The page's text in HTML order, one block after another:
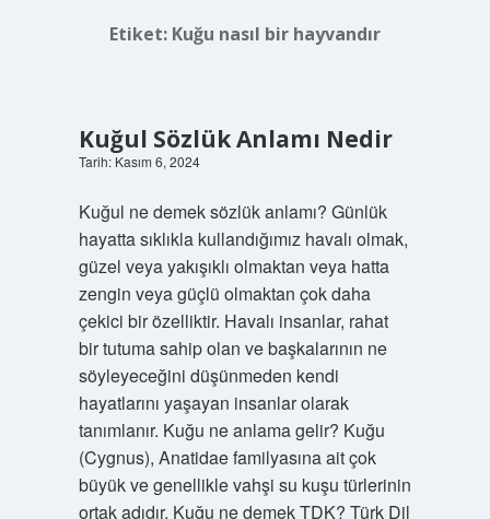
Etiket: Kuğu nasıl bir hayvandır
Kuğul Sözlük Anlamı Nedir
Tarih: Kasım 6, 2024
Kuğul ne demek sözlük anlamı? Günlük
hayatta sıklıkla kullandığımız havalı olmak,
güzel veya yakışıklı olmaktan veya hatta
zengin veya güçlü olmaktan çok daha
çekici bir özelliktir. Havalı insanlar, rahat
bir tutuma sahip olan ve başkalarının ne
söyleyeceğini düşünmeden kendi
hayatlarını yaşayan insanlar olarak
tanımlanır. Kuğu ne anlama gelir? Kuğu
(Cygnus), Anatidae familyasına ait çok
büyük ve genellikle vahşi su kuşu türlerinin
ortak adıdır. Kuğu ne demek TDK? Türk Dil